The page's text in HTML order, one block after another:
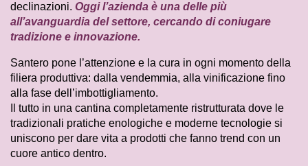
declinazioni. Oggi l’azienda è una delle più
all’avanguardia del settore, cercando di coniugare
tradizione e innovazione.
Santero pone l’attenzione e la cura in ogni momento della
filiera produttiva: dalla vendemmia, alla vinificazione fino
alla fase dell’imbottigliamento.
Il tutto in una cantina completamente ristrutturata dove le
tradizionali pratiche enologiche e moderne tecnologie si
uniscono per dare vita a prodotti che fanno trend con un
cuore antico dentro.